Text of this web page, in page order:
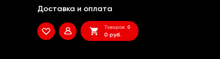
Доставка и оплата
Товаров: 0
0 руб.